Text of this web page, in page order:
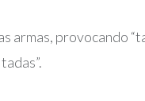
armas, provocando